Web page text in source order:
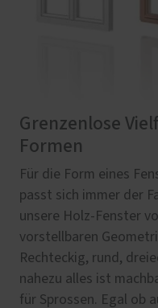
Grenzenlose
Formen
Für die Form eines
passt sich immer der
unsere Holz-Fenster
vorstellbaren
Rechteckig, rund,
nahezu alles ist
für Sprossen. Egal ob